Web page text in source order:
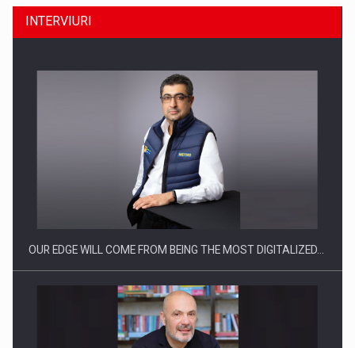
CEO Conference - Shaping The Future - Technology and…
INTERVIURI
OUR EDGE WILL COME FROM BEING THE MOST DIGITALIZED…